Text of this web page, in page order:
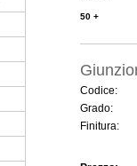
50 +
Codice:
Grado:
Finitura: